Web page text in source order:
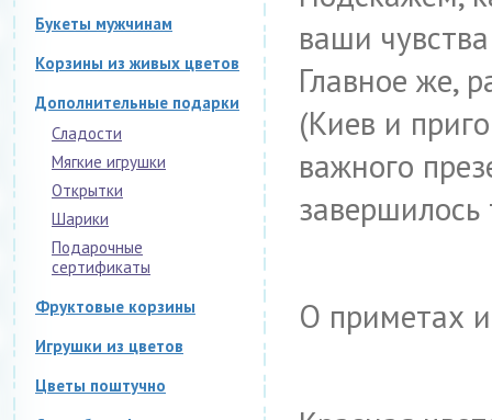
Букеты мужчинам
Корзины из живых цветов
Дополнительные подарки
Сладости
Мягкие игрушки
Открытки
Шарики
Подарочные
сертификаты
Фруктовые корзины
Игрушки из цветов
Цветы поштучно
ваши
Главное же,
(Киев и
важного
О приметах